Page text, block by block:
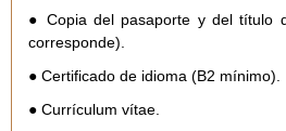
● Copia del pasaporte y del título
corresponde).
● Certificado de idioma (B2 mínimo).
● Currículum vítae.